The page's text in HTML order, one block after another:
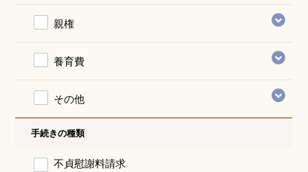
親権
養育費
その他
手続きの種類
不貞慰謝料請求